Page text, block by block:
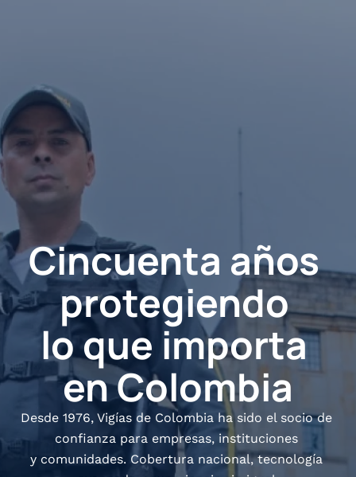
Cincuenta años
protegiendo
lo que importa
en Colombia
Desde 1976, Vigías de Colombia ha sido el socio de
confianza para empresas, instituciones
y comunidades. Cobertura nacional, tecnología